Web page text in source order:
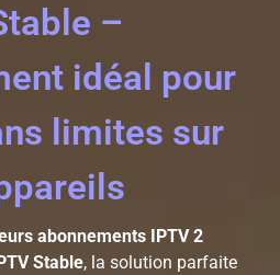
–
idéal pour
limites sur
abonnements IPTV 2
Stable, la solution parfaite